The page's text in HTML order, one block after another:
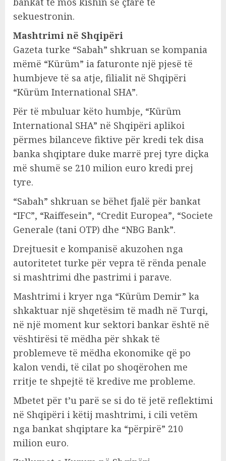
sekuestronin.
Mashtrimi në Shqipëri
Gazeta turke “Sabah” shkruan se kompania
mëmë “Kürüm” ia faturonte një pjesë të
humbjeve të sa atje, filialit në Shqipëri
“Kürüm International SHA”.
Për të mbuluar këto humbje, “Kürüm
International SHA” në Shqipëri aplikoi
përmes bilanceve fiktive për kredi tek disa
banka shqiptare duke marrë prej tyre diçka
më shumë se 210 milion euro kredi prej
tyre.
“Sabah” shkruan se bëhet fjalë për bankat
“IFC”, “Raiffesein”, “Credit Europea”, “Societe
Generale (tani OTP) dhe “NBG Bank”.
Drejtuesit e kompanisë akuzohen nga
autoritetet turke për vepra të rënda penale
si mashtrimi dhe pastrimi i parave.
Mashtrimi i kryer nga “Kürüm Demir” ka
shkaktuar një shqetësim të madh në Turqi,
në një moment kur sektori bankar është në
vështirësi të mëdha për shkak të
problemeve të mëdha ekonomike që po
kalon vendi, të cilat po shoqërohen me
rritje te shpejtë të kredive me probleme.
Mbetet për t’u parë se si do të jetë reflektimi
në Shqipëri i këtij mashtrimi, i cili vetëm
nga bankat shqiptare ka “përpirë” 210
milion euro.